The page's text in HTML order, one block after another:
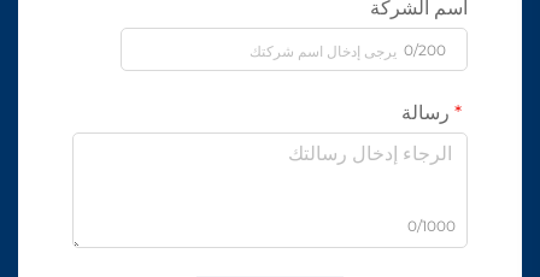
اسم الشركة
0/200
رسالة
0/1000